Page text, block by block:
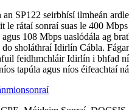
an SP122 seirbhísí ilmheán
le rátaí sonraí suas le 400 Mbps
108 Mbps uaslódála ag
do sholáthraí Idirlín Cábla.
feidhmchláir Idirlín i bhfad
tapúla agus níos éifeachtaí
mionsonraí